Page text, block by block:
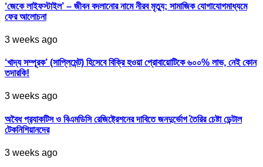
‘জেকে লাইফস্টাইল’ – জীবন বদলানোর নামে নীরব মৃত্যু; সামাজিক যোগাযোগমাধ্যমে
ফের আলোচনা
3 weeks ago
‘খাদ্য সম্পূরক’ (সাপ্লিমেন্ট) হিসেবে বিক্রি হওয়া প্রোবায়োটিকে ৬০০% লাভ, নেই কোন
তদারকি!
3 weeks ago
অবৈধ প্র‍্যাকটিস ও বিএমডিসি রেজিষ্ট্রেশনের দাবিতে জনদুর্ভোগ তৈরির চেষ্টা ডেন্টাল
টেকনিশিয়ানদের
3 weeks ago